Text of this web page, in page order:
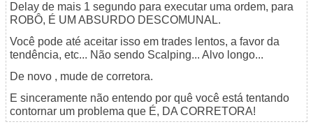
Delay de mais 1 segundo para executar uma ordem, para
ROBÔ, É UM ABSURDO DESCOMUNAL.
Você pode até aceitar isso em trades lentos, a favor da
tendência, etc... Não sendo Scalping... Alvo longo...
De novo , mude de corretora.
E sinceramente não entendo por quê você está tentando
contornar um problema que É, DA CORRETORA!